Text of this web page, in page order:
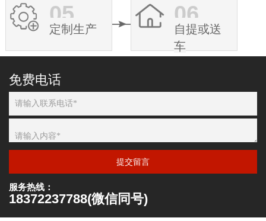
05
定制生产
06
自提或送
车
免费电话
提交留言
服务热线：
18372237788(微信同号)